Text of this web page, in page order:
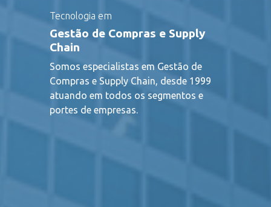
Tecnologia em
Gestão de Compras e Supply
Chain
Somos especialistas em Gestão de
Compras e Supply Chain, desde 1999
atuando em todos os segmentos e
portes de empresas.